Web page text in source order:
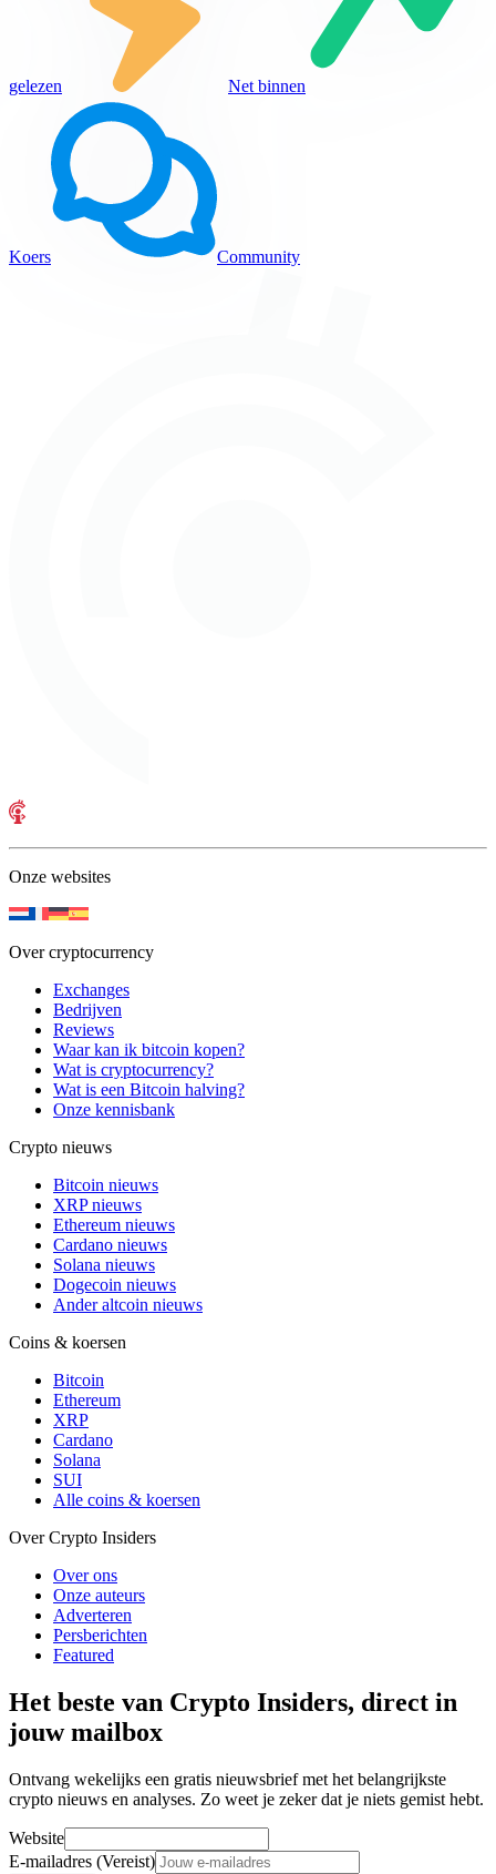
gelezen Net binnen
Koers Community
Onze websites
Over cryptocurrency
Exchanges
Bedrijven
Reviews
Waar kan ik bitcoin kopen?
Wat is cryptocurrency?
Wat is een Bitcoin halving?
Onze kennisbank
Crypto nieuws
Bitcoin nieuws
XRP nieuws
Ethereum nieuws
Cardano nieuws
Solana nieuws
Dogecoin nieuws
Ander altcoin nieuws
Coins & koersen
Bitcoin
Ethereum
XRP
Cardano
Solana
SUI
Alle coins & koersen
Over Crypto Insiders
Over ons
Onze auteurs
Adverteren
Persberichten
Featured
Het beste van Crypto Insiders, direct in
jouw mailbox
Ontvang wekelijks een gratis nieuwsbrief met het belangrijkste
crypto nieuws en analyses. Zo weet je zeker dat je niets gemist hebt.
Website
E-mailadres (Vereist)